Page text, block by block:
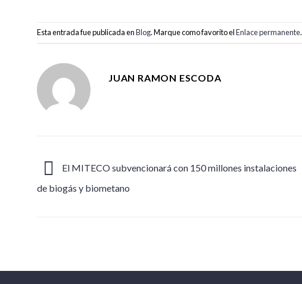
Esta entrada fue publicada enBlog. Marque como favorito elEnlace permanente.
JUAN RAMON ESCODA
El MITECO subvencionará con 150 millones instalaciones
de biogás y biometano